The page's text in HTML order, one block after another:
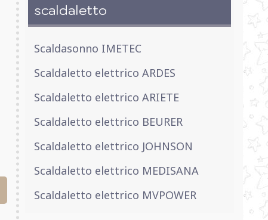
scaldaletto
Scaldasonno IMETEC
Scaldaletto elettrico ARDES
Scaldaletto elettrico ARIETE
Scaldaletto elettrico BEURER
Scaldaletto elettrico JOHNSON
Scaldaletto elettrico MEDISANA
Scaldaletto elettrico MVPOWER